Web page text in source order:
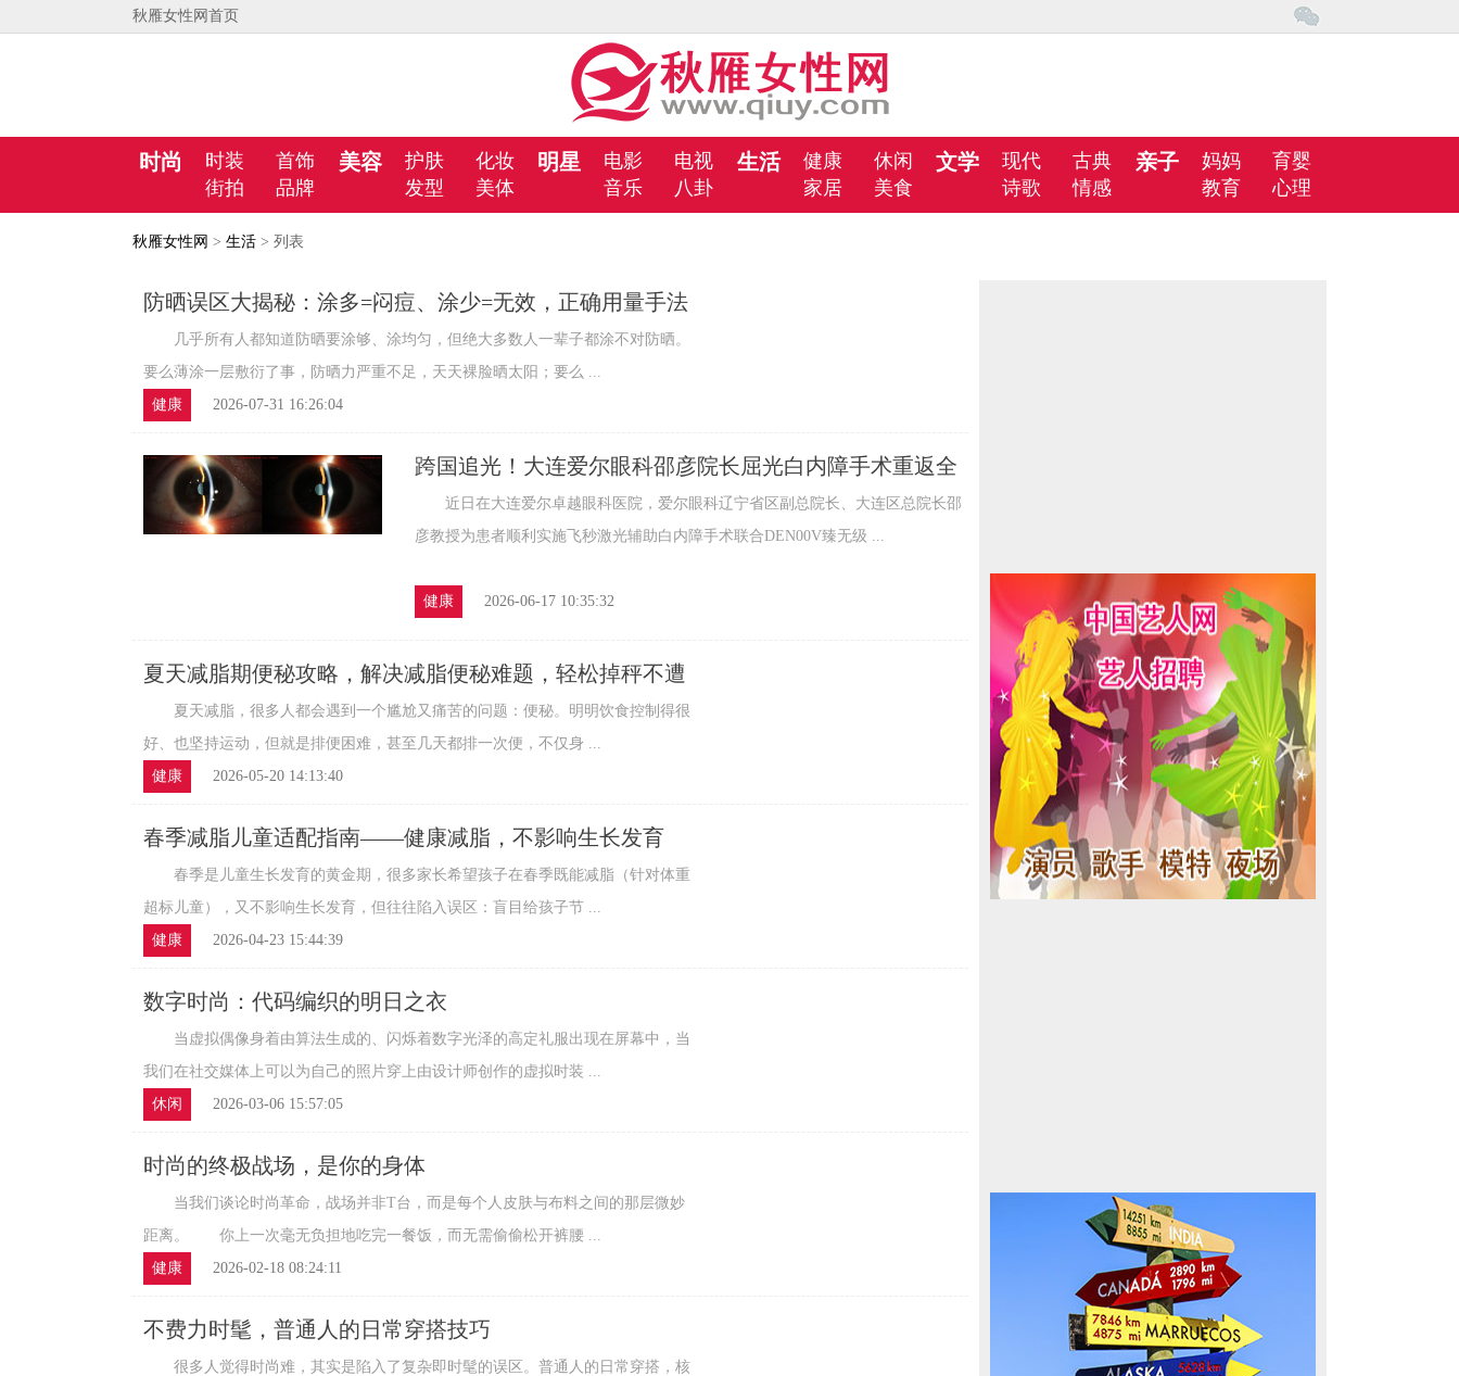
秋雁女性网首页
时尚 时装
首饰
街拍
品牌
美容 护肤
化妆
发型
美体
明星 电影
电视
音乐
八卦
生活 健康
休闲
家居
美食
文学 现代
古典
诗歌
情感
亲子 妈妈
育婴
教育
心理
秋雁女性网 > 生活 > 列表
防晒误区大揭秘：涂多=闷痘、涂少=无效，正确用量手法
几乎所有人都知道防晒要涂够、涂均匀，但绝大多数人一辈子都涂不对防晒。
要么薄涂一层敷衍了事，防晒力严重不足，天天裸脸晒太阳；要么 ...
健康
2026-07-31 16:26:04
跨国追光！大连爱尔眼科邵彦院长屈光白内障手术重返全
近日在大连爱尔卓越眼科医院，爱尔眼科辽宁省区副总院长、大连区总院长邵
彦教授为患者顺利实施飞秒激光辅助白内障手术联合DEN00V臻无级 ...
健康 2026-06-17 10:35:32
夏天减脂期便秘攻略，解决减脂便秘难题，轻松掉秤不遭
夏天减脂，很多人都会遇到一个尴尬又痛苦的问题：便秘。明明饮食控制得很
好、也坚持运动，但就是排便困难，甚至几天都排一次便，不仅身 ...
健康
2026-05-20 14:13:40
春季减脂儿童适配指南——健康减脂，不影响生长发育
春季是儿童生长发育的黄金期，很多家长希望孩子在春季既能减脂（针对体重
超标儿童），又不影响生长发育，但往往陷入误区：盲目给孩子节 ...
健康
2026-04-23 15:44:39
数字时尚：代码编织的明日之衣
当虚拟偶像身着由算法生成的、闪烁着数字光泽的高定礼服出现在屏幕中，当
我们在社交媒体上可以为自己的照片穿上由设计师创作的虚拟时装 ...
休闲
2026-03-06 15:57:05
时尚的终极战场，是你的身体
当我们谈论时尚革命，战场并非T台，而是每个人皮肤与布料之间的那层微妙
距离。 你上一次毫无负担地吃完一餐饭，而无需偷偷松开裤腰 ...
健康
2026-02-18 08:24:11
不费力时髦，普通人的日常穿搭技巧
很多人觉得时尚难，其实是陷入了复杂即时髦的误区。普通人的日常穿搭，核